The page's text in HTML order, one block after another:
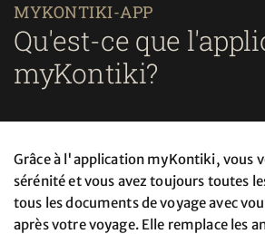
MYKONTIKI-APP
Qu'est-ce que
myKontiki?
Grâce à l'application myKontiki, vous
sérénité et vous avez toujours toutes
tous les documents de voyage avec
après votre voyage. Elle remplace les